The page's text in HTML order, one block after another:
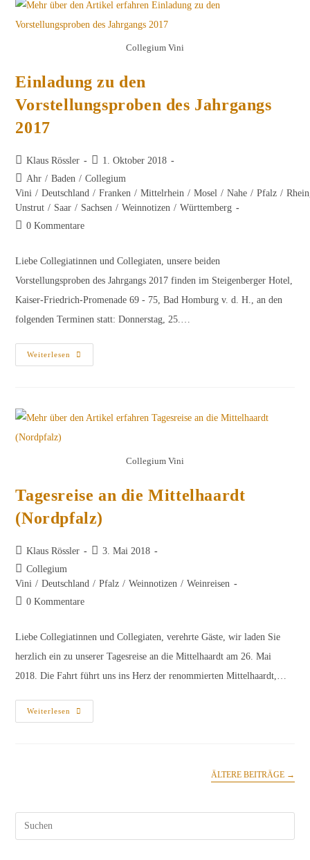
Saar,
Ahr,
Pfalz,
Collegium Vini
Einladung zu den
Vorstellungsproben des Jahrgangs
2017
Beitrags-
Autor:
Klaus Rössler
Beitrag
veröffentlicht:
1. Oktober 2018
Beitrags-
Kategorie:
Ahr / Baden / Collegium
Vini / Deutschland / Franken / Mittelrhein / Mosel / Nahe / Pfalz /
Unstrut / Saar / Sachsen / Weinnotizen / Württemberg
Beitrags-
0 Kommentare
Liebe Collegiatinnen und Collegiaten, unsere beiden
Vorstellungsproben des Jahrgangs 2017 finden im Steigenberger Hotel,
Kaiser-Friedrich-Promenade 69 - 75, Bad Homburg v. d. H., an den
folgenden Terminen statt: Donnerstag, 25.…
Weiterlesen
Einladung
Zu
2017
Collegium Vini
Tagesreise an die Mittelhaardt
(Nordpfalz)
Beitrags-
Autor:
Klaus Rössler
Beitrag
3. Mai 2018
Beitrags-
Kategorie:
Collegium
Vini / Deutschland / Pfalz / Weinnotizen / Weinreisen
Beitrags-
0 Kommentare
Liebe Collegiatinnen und Collegiaten, verehrte Gäste, wir laden Sie
herzlich ein zu unserer Tagesreise an die Mittelhaardt am 26. Mai
2018. Die Fahrt führt uns ins Herz der renommierten Mittelhaardt,…
Weiterlesen
Tagesreise
An
ÄLTERE BEITRÄGE →